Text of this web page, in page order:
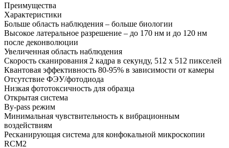
Преимущества
Характеристики
Больше область наблюдения – больше биологии
Высокое латеральное разрешение – до 170 нм и до 120 нм
после деконволюции
Увеличенная область наблюдения
Скорость сканирования 2 кадра в секунду, 512 х 512 пикселей
Квантовая эффективность 80-95% в зависимости от камеры
Отсутствие ФЭУ/фотодиода
Низкая фототоксичность для образца
Открытая система
By-pass режим
Минимальная чувствительность к вибрационным
воздействиям
Ресканирующая система для конфокальной микроскопии
RCM2